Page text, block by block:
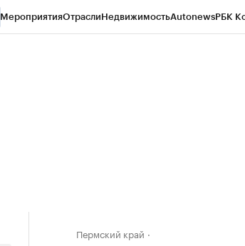
МероприятияОтраслиНедвижимостьAutonewsРБК
Пермский край